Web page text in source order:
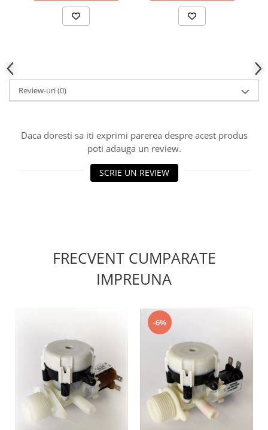
Review-uri(0)
Daca doresti sa iti exprimi parerea despre acest produs
poti adauga un review.
SCRIE UN REVIEW
FRECVENT CUMPARATE
IMPREUNA
-6%